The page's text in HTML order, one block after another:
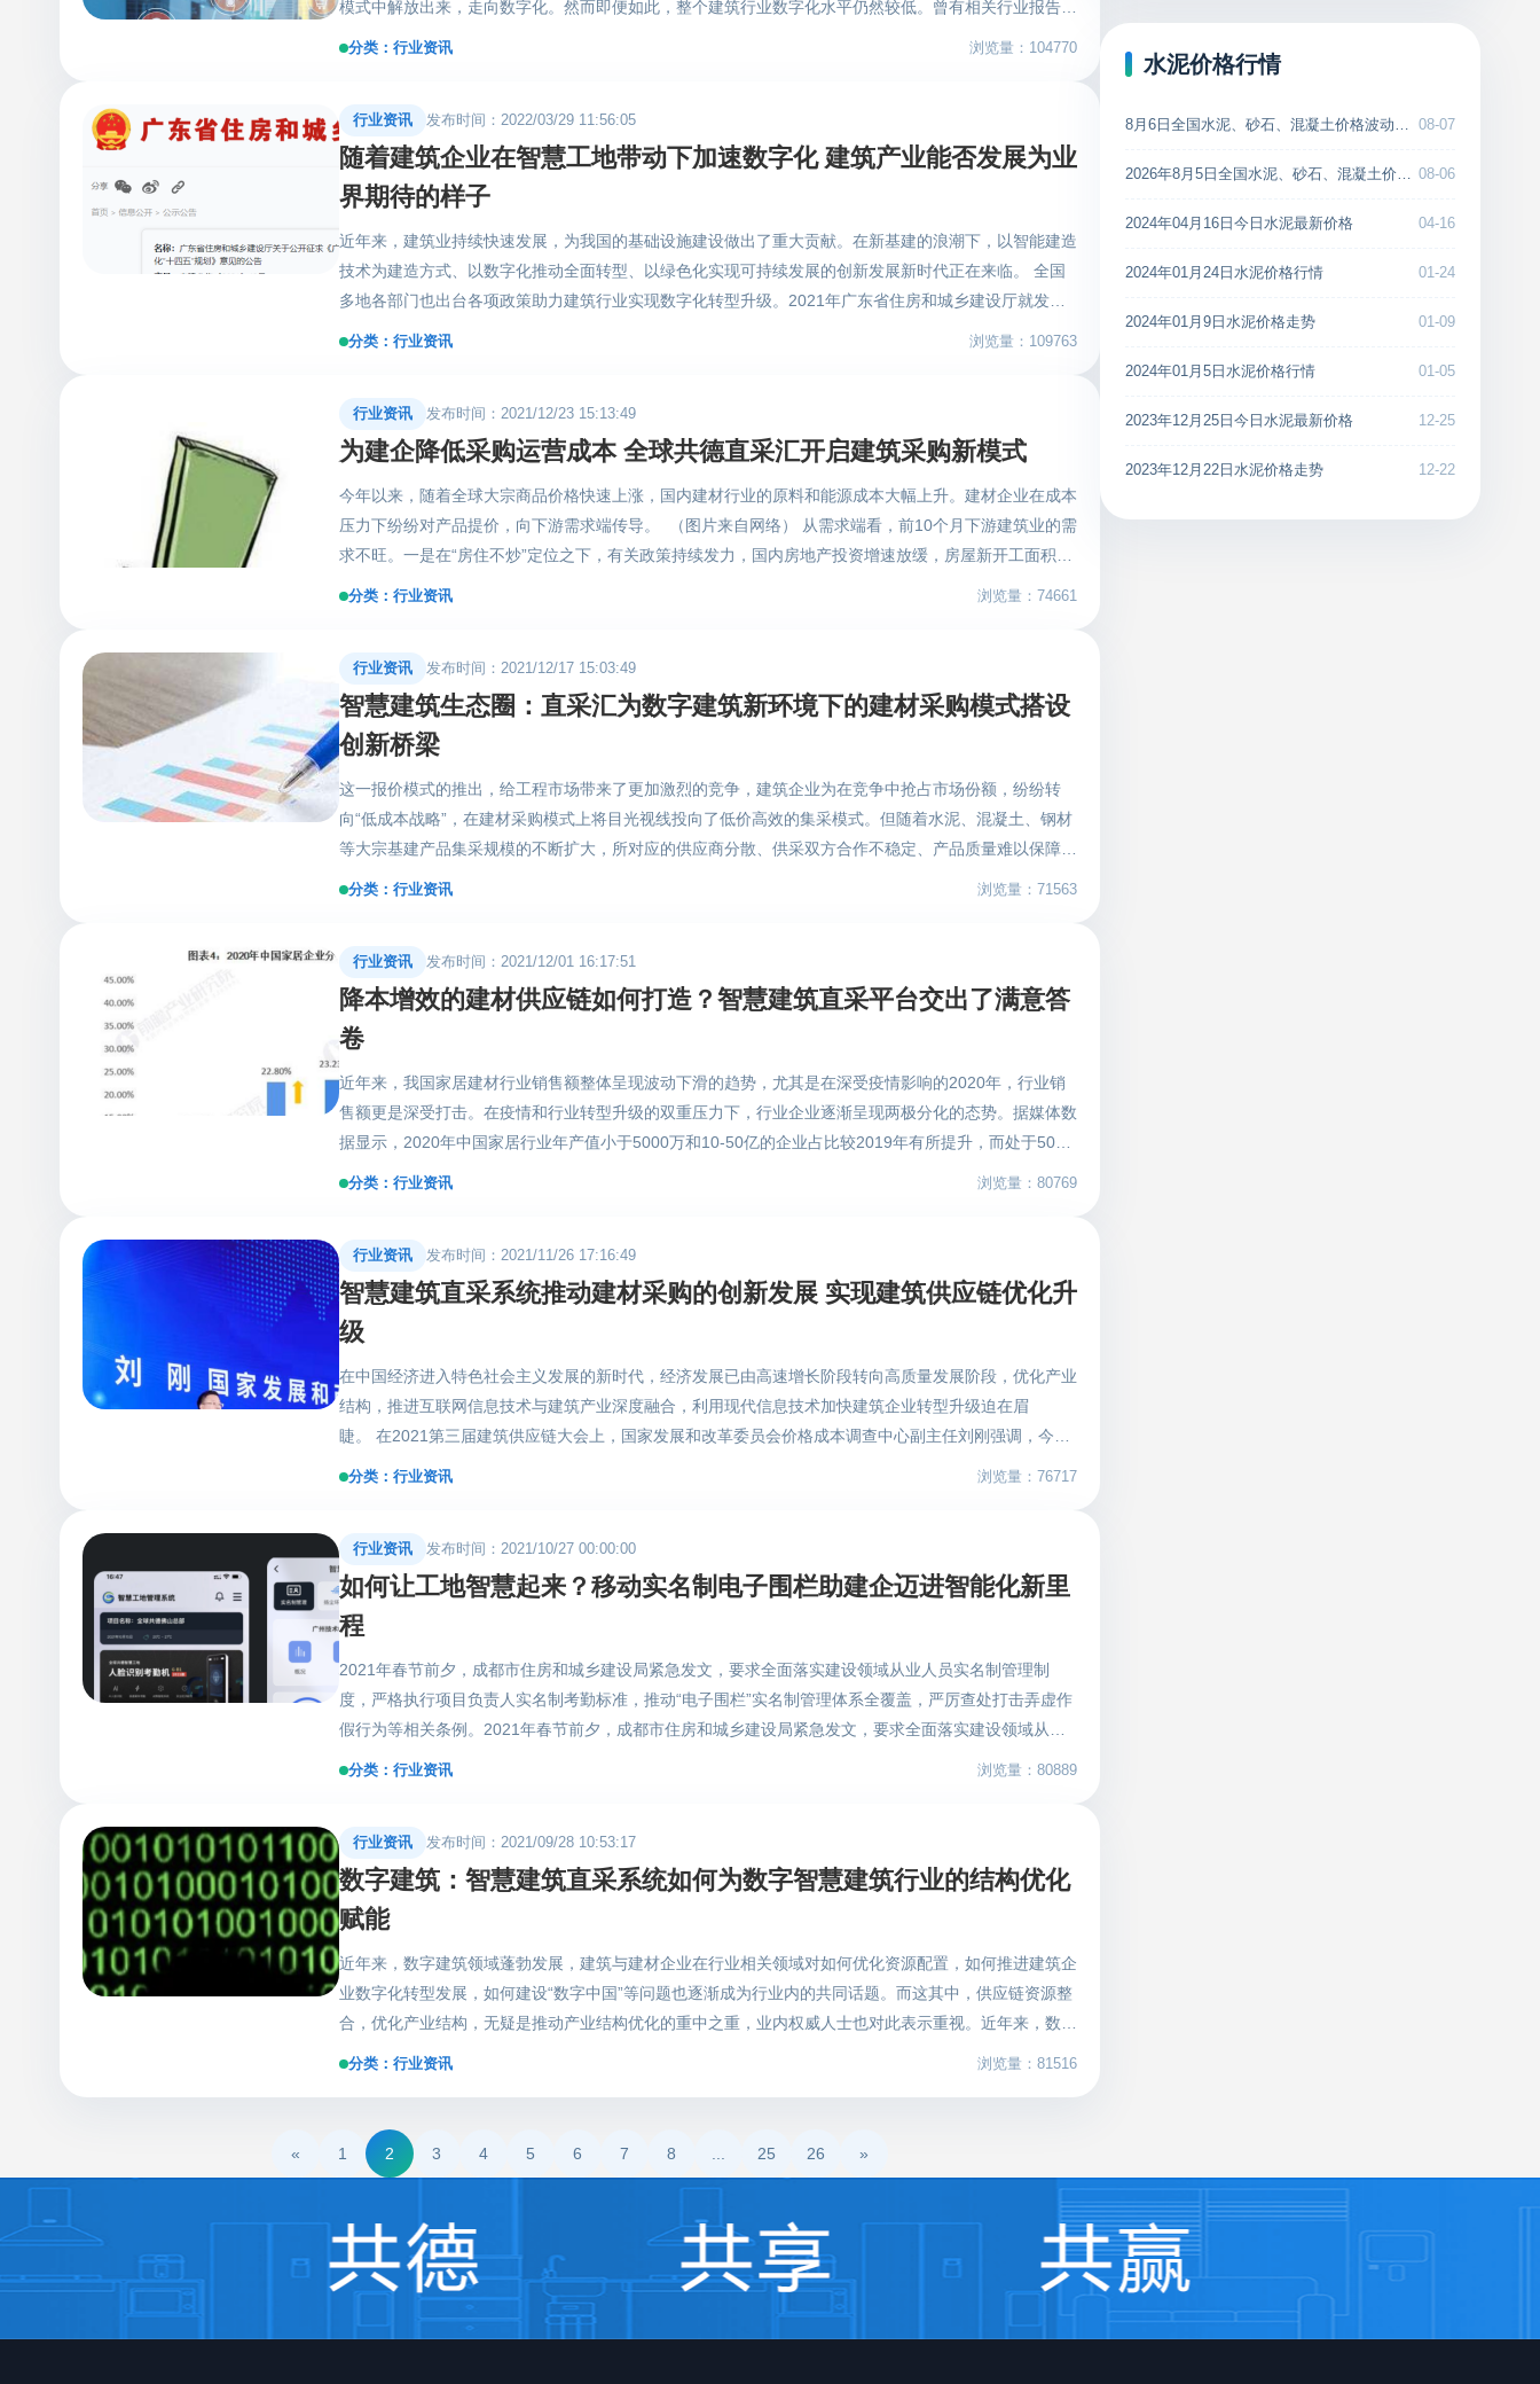
行业内的数据要素流转，持续推动智慧工地企业版以及智慧建筑生态圈的深入发
展，加速构建连接行业的数据生态平台。 （图片来自全球共德官方）
安全，同时有效提高项目数字化交付能力，助力项目管理数字化的高质量发展。 （图片来自全球共德官
方） 基于全球共德智慧工地项目所产生的建材采购、泛建筑资源等需求，智慧建筑直采系统将其进行整
筑采购业务流程优化与管理上提供数据和技术支撑，提升项目综合管理能力与精细化管理水平，降低管理
成本，促进管理升级。 （图片来自全球共德官方） 在建筑领域技术开发、引进与推广应用、专业人才
培养与输送、产业项目孵化、标准编制和资源服务方面，全球共德敢于先行，与佛山科学技术学院联合创
办智慧建筑（广东）研究院，并与多家高校、研发机构进行技术研发研讨及资源共享，向建筑领域的企业
提供多维度的服务。 此外，由全球共德参与编制的《智慧工地总体规范》、《智慧工地应用规范》，于
2022年5月25日起正式批准发布实施，对智慧工地的建设和应用等方面提供了有效的建议与指导。 未
来，全球共德智慧建筑生态圈模式将以智慧工地管理系统为核心，连接上下游泛建筑建材、人才、业务等
革道路上实现项目数据标准化、业务线条数据化、数据连接共享化、分析决策智能化提供源动力，不断推
模式中解放出来，走向数字化。然而即便如此，整个建筑行业数字化水平仍然较低。曾有相关行业报告指
出，与医疗、汽车、物流、零售等已经进入“数字颠覆价值链”和“数字主导价值链”的领域相比，建筑领域
筑品质、助推建筑业转型升级的重要引擎。不管是横向发展还是纵向发展，数字建筑的应用和推广已经在
近几年取得了显著的成效，从国家层面到地方政府，各地都在加大对智慧工地发展的支持力度。2021年
山东省住建厅印发《全省房屋建筑和市政工程智慧工地建设指导意见》，《意见》明确，按照一年打基
造技术普遍应用，智慧管理手段成为常态，机械化换人、自动化减人目标基本实现，安全隐患大幅减少，
工程质量安全水平显著提升。 （图片来自网络） 面对日益加重的建筑行业数字化改革需求，同时贯彻
落实相关政策，各大建筑企业在智慧工地平台上持续升级。全球共德近几年在智慧工地领域不断深耕，突
破创新，打造智慧工地管理系统企业版，致力于以数字科技赋能建筑产业价值链路转型升级。加大数字技
个平台为主要应用，覆盖3种应用场景，通过6大应用模式及N种智能设备，全天候常态化对施工项目进行
安全监管。所有数据和实时画面都将储存到云平台，可实现实时预警及事后溯源等功能，让旗下所有项目
一手掌握。特别新增质量安全监管系统以及多模块培训功能，不断丰富建筑企业在数字化应用层面的深
度，加速实现建企数字化转型。 （图片来自全球共德官方） 数字化、绿色化、智能化应用对于传统建筑
行业来说是迫在眉睫的变革，要跟上数字经济的浪潮，跻身高新技术产业也将是建筑行业的迫切需求。突
改革进程中的助燃剂，为建企数字化转型按下“快进键”。
分类：行业资讯 浏览量：104770
行业资讯 发布时间：2022/03/29 11:56:05
随着建筑企业在智慧工地带动下加速数字化 建筑产业能否发展为业
界期待的样子
近年来，建筑业持续快速发展，为我国的基础设施建设做出了重大贡献。在新基建的浪潮下，以智能建造
技术为建造方式、以数字化推动全面转型、以绿色化实现可持续发展的创新发展新时代正在来临。 全国
多地各部门也出台各项政策助力建筑行业实现数字化转型升级。2021年广东省住房和城乡建设厅就发布
《广东省住房和城乡建设数字化“十四五”规划》 ，规划重点强调发展建筑产业互联网，大力推动建筑业企
务分包企业使用建筑产业互联网平台提供的应用服务，提升智能建造实施能力。 （图片来自网络） 进入
数字化时代，建筑行业要实现高质量发展，就需要跟上时代的变化，加快提升智能建造水平。2022年
提出革新性要求。而不断创新升级，则是智慧工地平台应对时代浪潮最好的解决方案。 全球共德作为一
家提供建筑产业链整体升级方案的国家高新技术企业，立足数字化转型先机，2022年重磅加码，推出全
新1+3+6+N管理模式。全球共德智慧工地企业版为项目管理打造统一指挥中心，配合移动版APP及TV
版，实现多平台多维度多场景对施工现场进行人员、设备、物料及环境的监管，真正实现汇聚移动监管、
潮下，全球共德一直把握先机，加大信息技术研发投入，不断创新及丰富智慧工地管理系统模块及功能，
致力于赋能广大建筑企业在数字化改革，用数字化、智能化、信息化手段为建筑企业转型提供专业平台，
突破转型痛点，落实国家政策，推动建筑业高速、高质量发展。 （图片来自全球共德官方） 智慧工地的
不断创新发展为新时代数字建筑带来新的发展模式，智慧工地系统会迎来全面升级的时代，智慧工地将向
全过程、多维度、数据充分共享、技术高度融合方向发展，而技术的进步和革新必然对建筑行业的数字化
转型带来新的变化。
分类：行业资讯 浏览量：109763
行业资讯 发布时间：2021/12/23 15:13:49
为建企降低采购运营成本 全球共德直采汇开启建筑采购新模式
今年以来，随着全球大宗商品价格快速上涨，国内建材行业的原料和能源成本大幅上升。建材企业在成本
压力下纷纷对产品提价，向下游需求端传导。 （图片来自网络） 从需求端看，前10个月下游建筑业的需
求不旺。一是在“房住不炒”定位之下，有关政策持续发力，国内房地产投资增速放缓，房屋新开工面积下
降，全国商品房销售面积和销售金额也出现双降。二是基础设施建设投资增速不及预期，其中公共设施管
度。目前进入年底，北方施工项目在低温影响下陆续停工，建材需求进入传统淡季。 （图片来自网
络） 在新时代背景下，建筑产业链正面临改革创新的突破期，互联网、物联网、大数据等新技术的集成
与创新应用加快推动新一代信息技术与建筑工业化技术协同发展。而面对市场需求疲软，各大建材供应商
纷纷开始探索业务开拓的新资源新渠道。业界期待出现能开启建筑采购新时代的新模式，而智慧建筑直采
系统的崛起和发展推动着建材采购从原本传统人力跑业务逐渐转为数字化智能化的业务模式。 全球共德
智慧建筑直采系统作为数字建筑领域内的创新先锋，多年来潜心沉淀，引入自身数千个智慧工地项目，上
下游资源丰富，平台用户涵盖建筑全产业链。智慧建筑直采系统的创新运用为推动供应链创新发展提供平
台支撑，畅通建筑采购全环节，让建材采购需求更精准的直达对接供应商，为建材供应商业务拓展打开新
桥梁作用，为建材供应商整合上下游各环节需求，突破时间、地域、成本等业务难点，精准匹配业务。一
对一业务撮合小秘书全环节跟进，及时反馈报价、项目详情、工期等各项信息，确保需求信息有效直达供
应商，对比传统供需业务对接效率带来较大的提升 。 （图片来自全球共德官方：往期直采汇活动剪
动的把握市场商机。智慧建筑直采系统的应用有效解决信息不顺畅、资源不对位等问题，帮助建材企业第
一时间触及建材需求变化，及时作出市场调整。而全球共德直采汇作为智慧建筑直采系统的落地应用和延
伸，以资源整合和专人对接的方式，令采购业务更加公开、透明、高效、直达，逐步开启建筑采购新模
式。
分类：行业资讯 浏览量：74661
行业资讯 发布时间：2021/12/17 15:03:49
智慧建筑生态圈：直采汇为数字建筑新环境下的建材采购模式搭设
创新桥梁
这一报价模式的推出，给工程市场带来了更加激烈的竞争，建筑企业为在竞争中抢占市场份额，纷纷转
向“低成本战略”，在建材采购模式上将目光视线投向了低价高效的集采模式。但随着水泥、混凝土、钢材
等大宗基建产品集采规模的不断扩大，所对应的供应商分散、供采双方合作不稳定、产品质量难以保障、
缺乏系统性管理等痛点也正逐一显现。 （图片来源于网络） 在当前这个建筑企业竞争角逐激烈的新赛场
共德智慧建筑直采平台，只为进一步发挥大规模集采的优势，优化供应链管理，提高业内的产品和服务质
量，降低采购价格。 目前，全球共德智慧建筑直采平台已成为广东省内颇具口碑的第三方集采平台之
一，让分散的、优质的供应商资源以及内部需求加以整合汇集，为采购方们获取到更加优惠的价格；同时
流选择合适的报价者作为自己的供应商；为采购方与优选供应商搭设创新桥梁，建立长期、稳定的合作关
系；这将有效降低采购成本，进入双赢的合作模式。 全球共德直采汇作为全球共德基于旗下智慧建筑直
采系统推出的线下泛建筑供需交易活动，致力于帮助商家和会员企业企业建立良好、公开、透明的交易平
台，为供需双方优化采购环节、降低运营成本。发展至今，全球共德直采汇已成功举办多届活动并升级至
模式企业的占比仍然会持续上升。建筑企业该如何紧抓数字化战略集采机遇赢在起跑线上，相信大家心中
早已有了答案。
分类：行业资讯 浏览量：71563
行业资讯 发布时间：2021/12/01 16:17:51
降本增效的建材供应链如何打造？智慧建筑直采平台交出了满意答
卷
近年来，我国家居建材行业销售额整体呈现波动下滑的趋势，尤其是在深受疫情影响的2020年，行业销
售额更是深受打击。在疫情和行业转型升级的双重压力下，行业企业逐渐呈现两极分化的态势。据媒体数
据显示，2020年中国家居行业年产值小于5000万和10-50亿的企业占比较2019年有所提升，而处于5000
万-10亿年产值的企业占比却在下降。这表明行业中竞争力不强、商业模式老套的建材家居企业在疫情的
易导致冗长供应链的出现，随之而来的便是产品质量无法保障、沟通效率低下、客户个性化需求得不到满
足等重重壁垒，这不仅限制了家居建材供应商们的渠道覆盖能力，同时还存在着供需信息错位、成交效率
不高等痛点。如何在变幻莫测的市场环境中迅速反应、作出调整是大部分家居建材企业目前正面临着的棘
直秉承着引领智慧建筑新发展理念，致力于智慧工地的研发与建设；不断打通行业上下游资源产业链，打
造创新优质的智慧建筑直采平台；聚焦产业人才培育，用高标准高效率的管理服务体系突围而出，真正实
现全面的智慧建筑产业发展。为进一步助力建筑企业更好地实现降本增效，全球共德智慧建筑直采平台于
近日迎来了全新升级，通过对建筑建材供应链数据的即时收集、分析、反馈，把整个泛建筑产业链庞大的
量、保障建设工程质量。 （图片来源于全球共德官网） 基于佛山泛家居的雄厚产业基础和完善的产业
链，全球共德智慧建筑直采平台的出现为供方企业提供了一个处于迷茫岔路时的最优解。平台将实体展
厅、网站、APP等相互融合，通过线上与线下的资源对接，汇聚大量行业需求，共享业务资源，为用户提
品溯源评价体系，开启了创新建筑产业链新的运营管理模式，打造出“降成本、升效益、保质量”的共享共
赢格局。 （图片来源于全球共德官网） 全球共德正持续把产业互联网的精髓，融合根植于所在的建筑产
业中，不仅做到互联网信息化、数据化，更是不断把产业链上下游的生态思维意识带给更多企业。智慧建
筑直采平台的价值绝不仅是单纯的基于撮合或者自营基础上的双方交易，而是更多的把交易作为基础，衍
分类：行业资讯 浏览量：80769
行业资讯 发布时间：2021/11/26 17:16:49
智慧建筑直采系统推动建材采购的创新发展 实现建筑供应链优化升
级
在中国经济进入特色社会主义发展的新时代，经济发展已由高速增长阶段转向高质量发展阶段，优化产业
结构，推进互联网信息技术与建筑产业深度融合，利用现代信息技术加快建筑企业转型升级迫在眉
睫。 在2021第三届建筑供应链大会上，国家发展和改革委员会价格成本调查中心副主任刘刚强调，今年
以来，建筑领域所涉及的水泥、钢材、铜、铝、玻璃、塑料、涂料等商品价格大幅攀升，供应链上下游企
改革委员会价格成本调查中心副主任刘刚致辞） 细微的价格波动之于建材采购也会是一场惊涛骇浪，价
格传导层层下达，采购方时常处于被动地位，对于价格变动往往后知后觉。信息不对称、信息传达慢等造
成的不单是沟通困难，业务对接不顺利，更多的是商机的流失，久而久之造成建筑供应链资源无法合理优
化、电子化、便捷化。全球共德也紧跟数字建筑的步伐，推出智慧建筑直采系统，助力建筑直采转型升
级。 打通上下游壁垒，助力建材采购精准对接 全球共德以智慧工地为入口，收集与整理各项目上的精准
业务需求，通过智慧建筑直采系统完成业务对接，供需双方共得收益，共享共赢。信息的精准直达也为供
应方提供更多业务和客户，给予供应方更多产品展示和推广空间，提升效益。所有进驻供应商都经过平台
版本的全球共德新增了人工对接“小秘书”服务，在项目跟进上全过程协调，确保供需双方在报价、项目信
息、沟通合作上得到及时反馈。在线下跟进方面，小秘书服务为供需双方组局洽谈，推进项目，有需要时
组织企业和项目的实地走访，并定期组织共德直采汇，组织中小企业联盟团购，在价格，质量，供货期等
节影响甚大，也是上下游各经营者最关心的问题。面对建筑行业庞大复杂的供应链体系，沟通和信息对接
无疑成为了关键。全球共德在多年的积累和沉淀中，致力于创新突破，在资源、服务、人脉、质量把控上
持续提升，让建筑直采高效化、便捷化，进一步推动建筑产业链的优化升级。
分类：行业资讯 浏览量：76717
行业资讯 发布时间：2021/10/27 00:00:00
如何让工地智慧起来？移动实名制电子围栏助建企迈进智能化新里
程
2021年春节前夕，成都市住房和城乡建设局紧急发文，要求全面落实建设领域从业人员实名制管理制
度，严格执行项目负责人实名制考勤标准，推动“电子围栏”实名制管理体系全覆盖，严厉查处打击弄虚作
假行为等相关条例。2021年春节前夕，成都市住房和城乡建设局紧急发文，要求全面落实建设领域从业
人员实名制管理制度，严格执行项目负责人实名制考勤标准，推动“电子围栏”实名制管理体系全覆盖，严
员到岗率、考勤更新率偏低的不利现状，压实各方主体责任，巩固工程建设项目质量提升专项行动治理成
果，加强对违法分包、转包等行为的源头治理。 其实不仅仅是成都，全国各地都在逐步落实和强化工人
实名制管理制度，全球共德在较早前推出移动实名制管理系统，推动“电子围栏”实名制管理体系全覆盖，
减负 全球共德智慧工地劳务实名制系统基于物联网、人脸识别、云计算、大数 据等信息化技术，保障数
据互联互通，实现施工现场人员管理。仅需打开手机APP即可确定人员定位，轻松实现上下班考勤，数据
准确性高。人脸识别实名认证人脸数据精准比对，打卡现场抓拍照片存档，所有考勤信息留痕，随时查
询，安全性高。后台系统查看完整的人员考勤分布，包含项目id、人员信息、工种信息、班组信息、各时
助建筑企业减负提效。 智慧工地有效解决非封闭式施工现场痛点 优化工人实名制管理 非封闭式施工现场
普遍存在的痛点，如：项目的业务范围分布广泛,作业场地分散且工期较短，统一管理难；各项目的闸机
或定位硬件投入成本高等，增加了工地实名制管理的难度。全球共德移动实名制管理系统则可灵活设置考
勤范围，适用于市政工程、业务分布范围广泛且不固定的施工场地的工程项目。“电子围栏 手机定位 人脸
考勤”的管理方式在施工现场实名制管理“门禁”设备的基础上，优化工人实名制管理模式，减少实名制管
理过程中弄虚作假，管理不当的情况。在数据联通上，全球共德智慧工地电子围栏的数据对接政府建筑实
名制监管系统，符合实名制要求。 全球共德工地电子围栏的应用极大程度改进智慧工地建设的人员管理
分类：行业资讯 浏览量：80889
行业资讯 发布时间：2021/09/28 10:53:17
数字建筑：智慧建筑直采系统如何为数字智慧建筑行业的结构优化
赋能
近年来，数字建筑领域蓬勃发展，建筑与建材企业在行业相关领域对如何优化资源配置，如何推进建筑企
业数字化转型发展，如何建设“数字中国”等问题也逐渐成为行业内的共同话题。而这其中，供应链资源整
合，优化产业结构，无疑是推动产业结构优化的重中之重，业内权威人士也对此表示重视。近年来，数字
建筑领域蓬勃发展，建筑与建材企业在行业相关领域对如何优化资源配置，如何推进建筑企业数字化转型
行业数据的互联互通，助推智慧建筑结构优化提升和完善智慧建筑行业供给侧的结构性改革，首先要直面
其中的痛点——信息断层。因缺乏有效的资源整合，目前我国建筑行业在资源对接上仍会存在“信息孤
岛”，这种“孤岛效应”的弊端是数字化重复建设及信息资源浪费。在采购工作中，双方在信息沟通层面却
时常面临不对称、不及时、不清楚的问题造成建筑企业采购的交易成本提高，质量把控不过关，影响工期
等风险。 全球共德智慧建筑直采系统以此为切入点，打通行业数据的互联互通，实现建筑采购供应链全
过程各环节的协同，从而促进行业资源得到优化配置。总部位于广东佛山的全球共德，利用佛山泛家居产
业制造高地的区位优势，汇集了2000多家源头供应厂家，每年有超过5000多条采购信息，为上下游各环
分类：行业资讯 浏览量：81516
« 1 2 3 4 5 6 7 8 25 26 »
水泥价格行情
8月6日全国水泥、砂石、混凝土价格波动汇总 08-07
2026年8月5日全国水泥、砂石、混凝土价格汇总 08-06
2024年04月16日今日水泥最新价格 04-16
2024年01月24日水泥价格行情 01-24
2024年01月9日水泥价格走势 01-09
2024年01月5日水泥价格行情 01-05
2023年12月25日今日水泥最新价格 12-25
2023年12月22日水泥价格走势 12-22